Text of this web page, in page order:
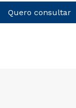
Quero consultar